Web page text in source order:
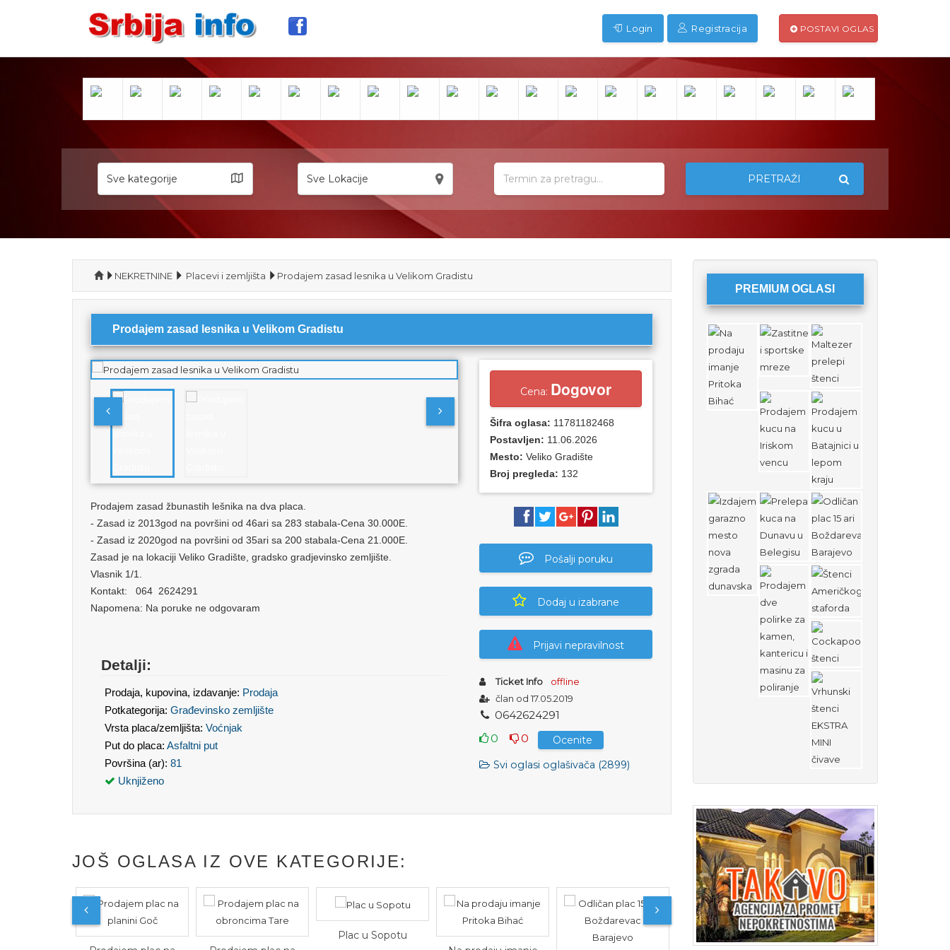
Login Registracija POSTAVI OGLAS
Sve kategorije Sve Lokacije PRETRAŽI
NEKRETNINE Placevi i zemljišta Prodajem zasad lesnika u Velikom Gradistu
Prodajem zasad lesnika u Velikom Gradistu
Prodajem zasad žbunastih lešnika na dva placa.
- Zasad iz 2013god na površini od 46ari sa 283 stabala-Cena 30.000E.
- Zasad iz 2020god na površini od 35ari sa 200 stabala-Cena 21.000E.
Zasad je na lokaciji Veliko Gradište, gradsko gradjevinsko zemljište.
Vlasnik 1/1.
Kontakt: 064 2624291
Napomena: Na poruke ne odgovaram
Detalji:
Prodaja, kupovina, izdavanje: Prodaja
Potkategorija: Građevinsko zemljište
Vrsta placa/zemljišta: Voćnjak
Put do placa: Asfaltni put
Površina (ar): 81
Uknjiženo
Cena: Dogovor
Šifra oglasa: 11781182468
Postavljen: 11.06.2026
Mesto:Veliko Gradište
Broj pregleda: 132
Pošalji poruku
Dodaj u izabrane
Prijavi nepravilnost
Ticket Info
offline
član od 17.05.2019
0642624291
0
0
Ocenite
Svi oglasi oglašivača (2899)
JOŠ OGLASA IZ OVE KATEGORIJE:
Plac u Sopotu
PREMIUM OGLASI